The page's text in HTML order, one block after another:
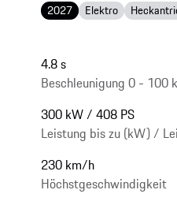
2027 Elektro
4.8 s
Beschleunigung 0 - 100
300 kW / 408 PS
Leistung bis zu (kW) /
230 km/h
Höchstgeschwindigkeit